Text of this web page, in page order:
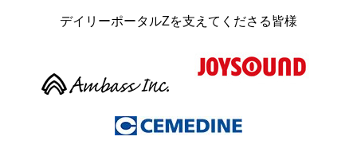
デイリーポータルZを支えてくださる皆様